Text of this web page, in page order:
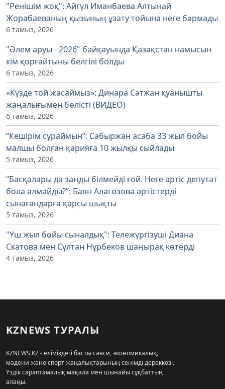
"Ренішім жоқ": Айгүл Иманбаева Алтынай
Жорабаеваның қызының ұзату тойына неге бармады
6 тамыз, 2026
"Әлем аруы - 2026" байқауында Қазақстан намысын
кім қорғайтыны белгілі болды
6 тамыз, 2026
«Күзде той жасаймыз»: Динара Сәтжан қуанышты
жаңалығымен бөлісті (ВИДЕО)
6 тамыз, 2026
“Кешірім сұраймын”: Сабыржан асаба 33 жыл бойы
малшы болған қарияға 10 жылқы сыйлады
5 тамыз, 2026
“Басқалары да заңды білмейді ғой. Неге әртіс депутат
бола алмайды?”: Баян Алагөзова әртістерді
сынағандарға қарсы шықты
5 тамыз, 2026
"Үш жыл бойы сыналдық": Тележүргізуші Диана
Скатова мен Сұлтан Нұрбеков шаңырақ көтерді
4 тамыз, 2026
KZNEWS ТУРАЛЫ
KZNEWS.KZ - еліміздегі басты саяси, экономикалық,
мәдени және спорт жаңалықтарының сенімді дереккөзі.
Үздік сараптамалық мақала мен шынайы сұқбаттың
алаңы.